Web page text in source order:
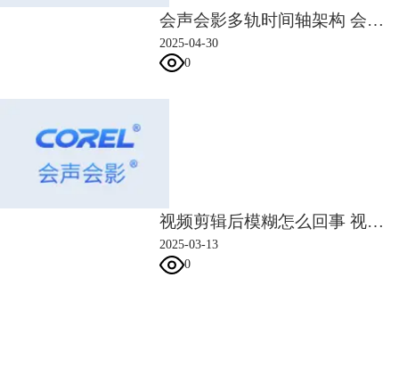
太奇的。
将画面按照因果、逻辑、时间顺序进行排列从而推进剧情，便是 叙事蒙太
将画面重新组合、跳切、采用具有明显冲突、对比的镜头，甚至前后画面
手法来推进剧情，便是表现蒙太奇
再按照镜头语言、风格、导演偏好进行细分，便得到了11种常用的蒙太奇
剪辑手法。
会声会影多轨时间轴架构 会声会影多轨音频同步控制方案
2025-04-30
0
视频剪辑后模糊怎么回事 视频剪辑后模糊怎么办
2025-03-13
0